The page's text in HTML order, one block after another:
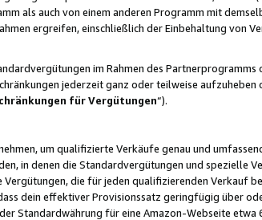
als auch von einem anderen Programm mit
ergreifen, einschließlich der Einbehaltung von
im Rahmen des
jederzeit ganz oder teilweise
für Vergütungen“).
um qualifizierte Verkäufe genau und
in denen die Standardvergütungen und spezielle
die für jeden qualifizierenden Verkauf
dein effektiver Provisionssatz geringfügig über
Standardwährung für eine Amazon-Webseite etwa